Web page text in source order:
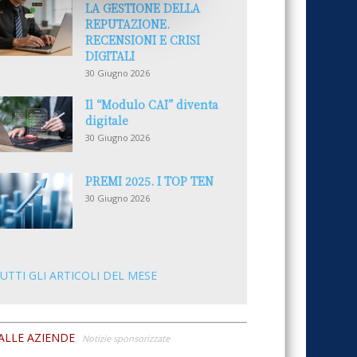
LA GESTIONE DELLA
REPUTAZIONE.
RECENSIONI E CRISI
DIGITALI
30 Giugno 2026
Il “Modulo CAI” diventa
digitale
30 Giugno 2026
PREMI 2025. I TOP TEN
30 Giugno 2026
GLI ARTICOLI DEL MESE
AZIENDE Notizie sponsorizzate